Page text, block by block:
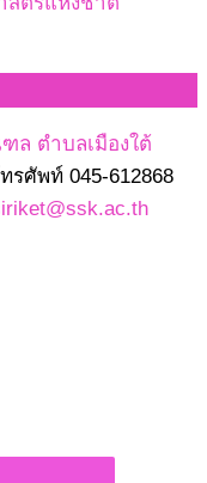
ล ตำบลเมืองใต้
รศัพท์ 045-612868